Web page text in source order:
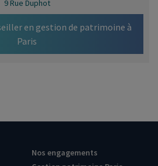
9 Rue Duphot
en gestion de patrimoine à
Paris
Nos engagements